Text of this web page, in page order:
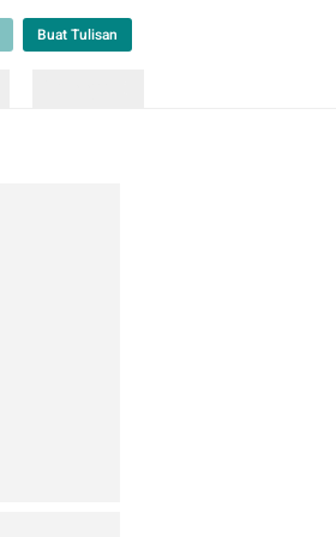
Buat Tulisan